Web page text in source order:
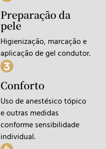
Preparação da
pele
Higienização, marcação e
aplicação de gel condutor.
Conforto
Uso de anestésico tópico
e outras medidas
conforme sensibilidade
individual.